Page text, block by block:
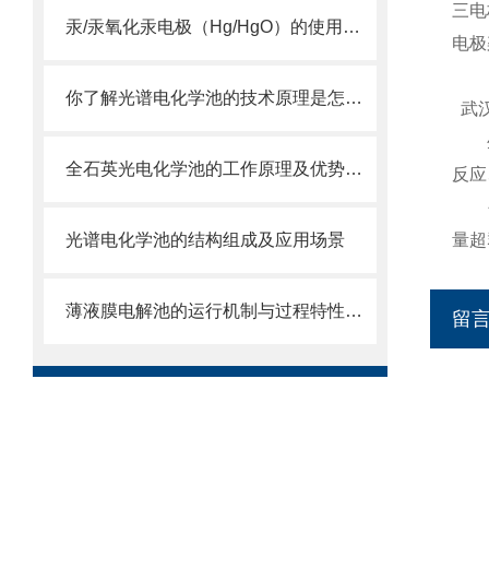
汞/汞氧化汞电极（Hg/HgO）的使用维护及注意事项
你了解光谱电化学池的技术原理是怎么样的吗？
全石英光电化学池的工作原理及优势体现
光谱电化学池的结构组成及应用场景
薄液膜电解池的运行机制与过程特性分享
三
电
武
生
反
公
量
留